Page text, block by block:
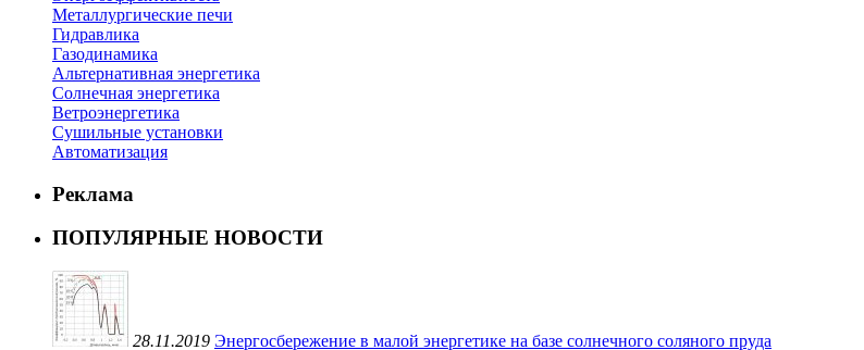
Металлургические печи
Гидравлика
Газодинамика
Альтернативная энергетика
Солнечная энергетика
Ветроэнергетика
Сушильные установки
Автоматизация
Реклама
ПОПУЛЯРНЫЕ НОВОСТИ
28.11.2019 Энергосбережение в малой энергетике на базе солнечного соляного пруда